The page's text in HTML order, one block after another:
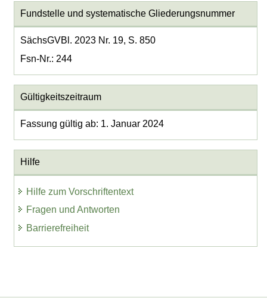
Fundstelle und systematische Gliederungsnummer
SächsGVBl. 2023 Nr. 19, S. 850
Fsn-Nr.: 244
Gültigkeitszeitraum
Fassung gültig ab: 1. Januar 2024
Hilfe
Hilfe zum Vorschriftentext
Fragen und Antworten
Barrierefreiheit